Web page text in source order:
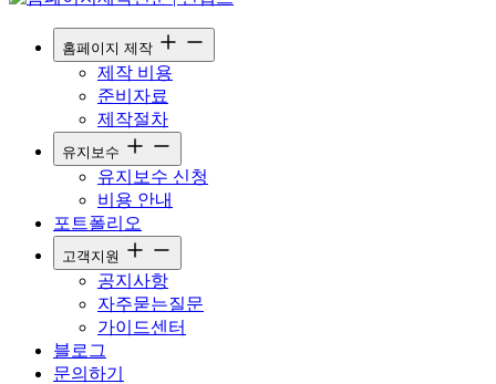
홈페이지 제작
제작 비용
준비자료
제작절차
유지보수
유지보수 신청
비용 안내
포트폴리오
고객지원
공지사항
자주묻는질문
가이드센터
블로그
문의하기